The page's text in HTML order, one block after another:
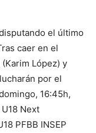
el último
caer en el
López) y
por el
16:45h,
Next
PFBB INSEP